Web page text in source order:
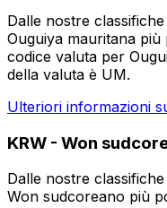
Dalle nostre
Ouguiya mauritana
codice valuta per
della valuta è UM.
Ulteriori informazioni
KRW - Won
Dalle nostre
Won sudcoreano più